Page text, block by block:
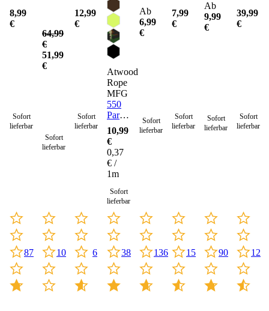
8,99
€
Sofort
lieferbar
87
64,99
€
51,99
€
Sofort
lieferbar
10
12,99
€
Sofort
lieferbar
6
Atwood
Rope
MFG
550
Paracord
Seil 4
mm -
30
Meter
10,99
€
0,37
€ /
1m
Sofort
lieferbar
38
Ab
6,99
€
Sofort
lieferbar
136
7,99
€
Sofort
lieferbar
15
Ab
9,99
€
Sofort
lieferbar
90
39,99
€
Sofort
lieferbar
12